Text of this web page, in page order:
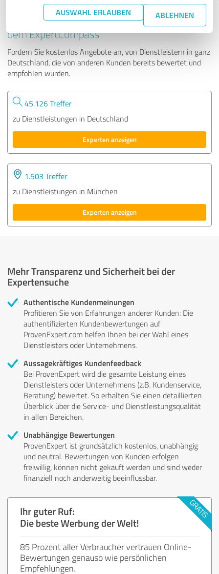
AUSWAHL ERLAUBEN ABLEHNEN
Tipp: Die passenden Experten finden - mit
dem ExpertCompass
Fordern Sie kostenlos Angebote an, von Dienstleistern in ganz
Deutschland, die von anderen Kunden bereits bewertet und
empfohlen wurden.
45.126 Treffer
zu Dienstleistungen in Deutschland
Experten anzeigen
1.503 Treffer
zu Dienstleistungen in München
Experten anzeigen
Mehr Transparenz und Sicherheit bei der
Expertensuche
Authentische Kundenmeinungen
Profitieren Sie von Erfahrungen anderer Kunden: Die
authentifizierten Kundenbewertungen auf
ProvenExpert.com helfen Ihnen bei der Wahl eines
Dienstleisters oder Unternehmens.
Aussagekräftiges Kundenfeedback
Bei ProvenExpert wird die gesamte Leistung eines
Dienstleisters oder Unternehmens (z.B. Kundenservice,
Beratung) bewertet. So erhalten Sie einen detaillierten
Überblick über die Service- und Dienstleistungsqualität
in allen Bereichen.
Unabhängige Bewertungen
ProvenExpert ist grundsätzlich kostenlos, unabhängig
und neutral. Bewertungen von Kunden erfolgen
freiwillig, können nicht gekauft werden und sind weder
finanziell noch anderweitig beeinflussbar.
Ihr guter Ruf:
Die beste Werbung der Welt!
85 Prozent aller Verbraucher vertrauen Online-
Bewertungen genauso wie persönlichen
Empfehlungen.